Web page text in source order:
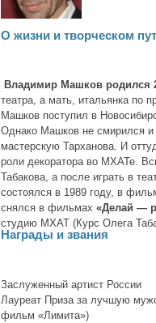
О жизни и творческом
Владимир Машков родился
театра, а мать, итальянка по
Машков поступил в
Однако Машков не смирился
мастерскую Тарханова. И
роли декоратора во МХАТе.
Табакова, а после играть в
состоялся в 1989 году, в
снялся в фильмах «Делай —
студию МХАТ (Курс Олега
Награды и звания
Заслуженный артист России
Лауреат Приза за лучшую
фильм «Лимита»)